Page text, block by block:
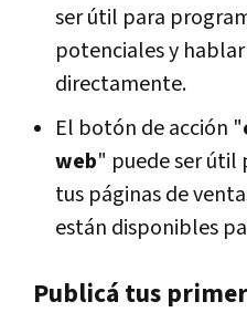
ser útil para
potenciales y
directamente.
El botón de acción "
web" puede ser útil
tus páginas de
están disponibles
Publicá tus